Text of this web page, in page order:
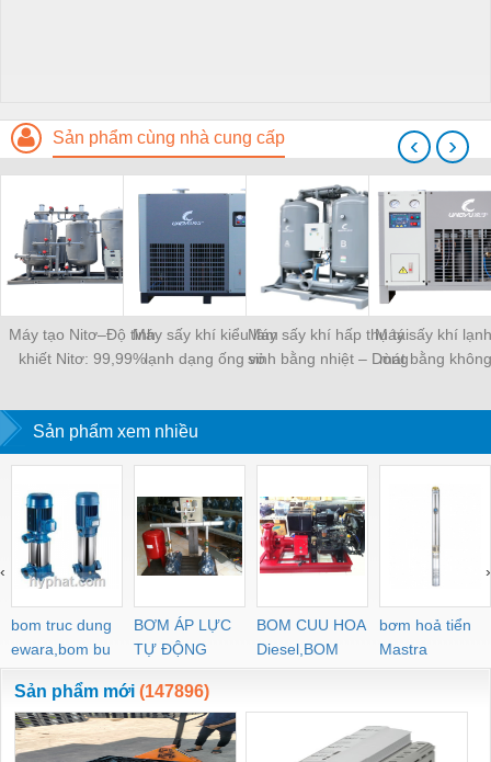
Sản phẩm cùng nhà cung cấp
Máy tạo Nitơ–Độ tinh
khiết Nitơ: 99,99%
Máy sấy khí kiểu làm
lạnh dạng ống vỏ
Máy sấy khí hấp thụ tái
sinh bằng nhiệt – Dòng
Máy sấy khí
mát bằng
‹ ›
Sản phẩm xem nhiều
bom truc dung
ewara,bom bu
ewara
BƠM ÁP LỰC
TỰ ĐỘNG
BOM CUU HOA
Diesel,BOM
CHUA CHAY
bơm hoả tiển
Mastra
‹ ›
Sản phẩm mới (147896)